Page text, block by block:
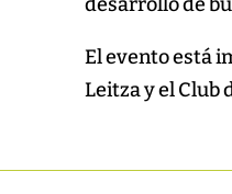
El evento está
Leitza y el Club